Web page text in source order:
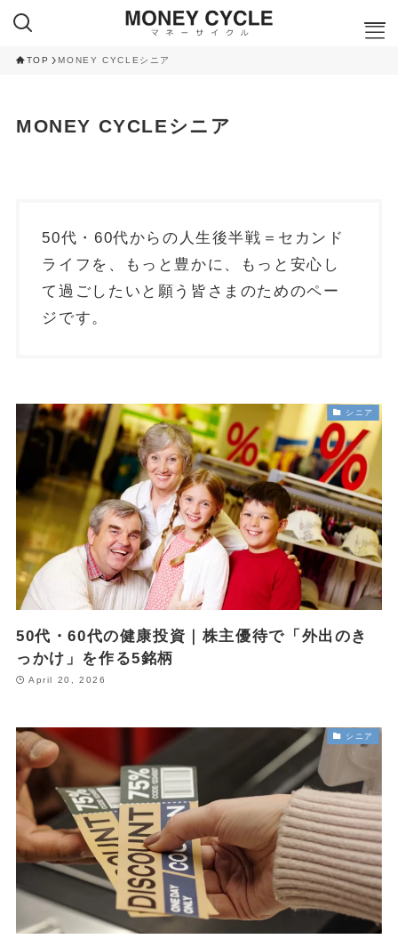
NISA
NISA 投資信託ランキング
ふるさと納税 返礼品ランキング
金・プラチナ買取相場
Vintage Watch Market
etc.
シニア
コラム
NEW
April 20, 2026 シニア
銘柄
April 15, 2026
April 13, 2026
50代・60代の物価高対策｜株主優待で食費と日用品を賢く浮かせ
る活用術
POPULAR
October 1, 2024 お金
【失敗しない】FIRE達成に必要な金額はいくら？リアルな目標額
と「4%ルール」の落とし穴を解説
TOP MONEY CYCLEシニア
MONEY CYCLEシニア
50代・60代からの人生後半戦＝セカンド
ライフを、もっと豊かに、もっと安心し
て過ごしたいと願う皆さまのためのペー
ジです。
シニア
50代・60代の健康投資｜株主優待で「外出のき
っかけ」を作る5銘柄
April 20, 2026
シニア